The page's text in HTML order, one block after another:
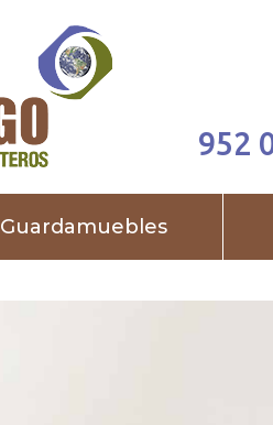
952
Guardamuebles